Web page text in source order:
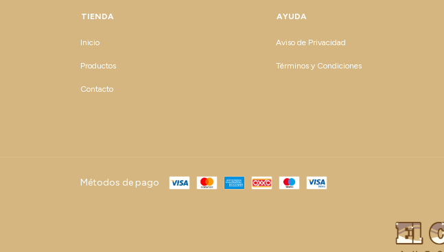
TIENDA
Inicio
Productos
Contacto
AYUDA
Aviso de Privacidad
Términos y Condiciones
Métodos de pago